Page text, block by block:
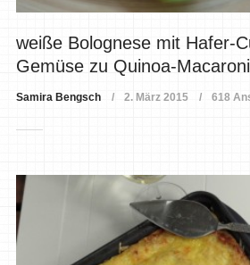
weiße Bolognese mit Hafer-
Gemüse zu Quinoa-Macaroni
Samira Bengsch 2. März 2015 618